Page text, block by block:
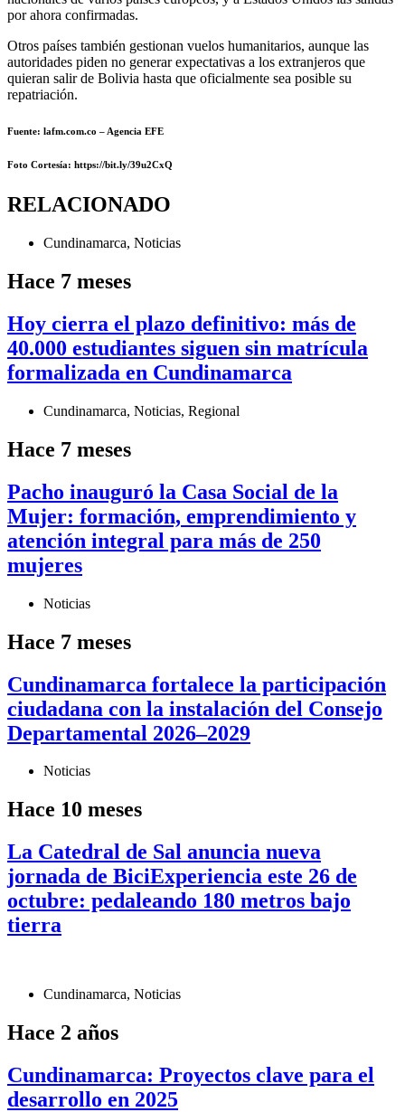
por ahora confirmadas.
Otros países también gestionan vuelos humanitarios, aunque las
autoridades piden no generar expectativas a los extranjeros que
quieran salir de Bolivia hasta que oficialmente sea posible su
repatriación.
Fuente: lafm.com.co – Agencia EFE
Foto Cortesía: https://bit.ly/39u2CxQ
RELACIONADO
Cundinamarca, Noticias
Hace 7 meses
Hoy cierra el plazo definitivo: más de
40.000 estudiantes siguen sin matrícula
formalizada en Cundinamarca
Cundinamarca, Noticias, Regional
Hace 7 meses
Pacho inauguró la Casa Social de la
Mujer: formación, emprendimiento y
atención integral para más de 250
mujeres
Noticias
Hace 7 meses
Cundinamarca fortalece la participación
ciudadana con la instalación del Consejo
Departamental 2026–2029
Noticias
Hace 10 meses
La Catedral de Sal anuncia nueva
jornada de BiciExperiencia este 26 de
octubre: pedaleando 180 metros bajo
tierra
Cundinamarca, Noticias
Hace 2 años
Cundinamarca: Proyectos clave para el
desarrollo en 2025